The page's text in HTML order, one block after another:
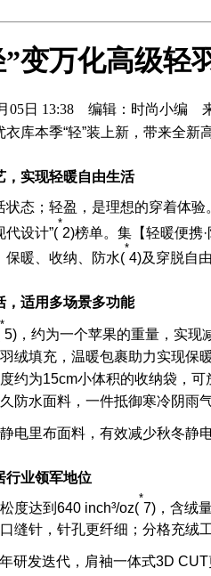
变万化高级轻
05日 13:38 编辑：时尚小编
衣库本季“轻”装上新，带来全
，实现轻暖自由生活
状态；轻盈，是理想的穿着体
代设计”(
*
2)榜单。集【轻暖便携
保暖、收纳、防水(
*
4)及穿脱自由
，适用多场景多功能
*
5)，约为一个苹果的重量，实现
绒填充，温暖包裹助力实现保
约为15cm小体积的收纳袋，
防水面料，一件抵御寒冷阴雨
电里布面料，有效减少秋冬静
行业领军地位
度达到 640 inch³/oz(
*
7)，含绒
缝针，针孔更纤细；分格充绒
研发迭代，肩袖一体式3D